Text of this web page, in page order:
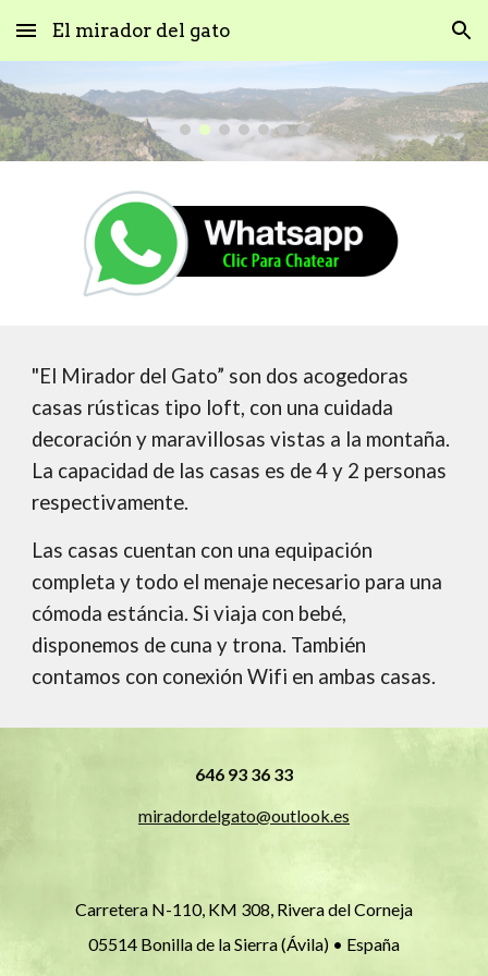
Skip to main content Skip to navigation
El mirador del gato
"El Mirador del Gato” son dos acogedoras
casas rústicas tipo loft, con una cuidada
decoración y maravillosas vistas a la montaña.
La capacidad de las casas es de 4 y 2 personas
respectivamente.
Las casas cuentan con una equipación
completa y todo el menaje necesario para una
cómoda estáncia. Si viaja con bebé,
disponemos de cuna y trona. También
contamos con conexión Wifi en ambas casas.
646 93 36 33
miradordelgato@outlook.es
Carretera N-110, KM 308, Rivera del Corneja
05514 Bonilla de la Sierra (Ávila) • España